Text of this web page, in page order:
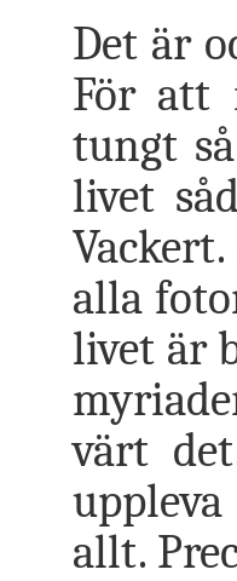
Det är
För att
tungt
livet
alla
livet är
värt
allt.